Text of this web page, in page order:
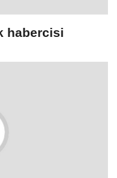
habercisi